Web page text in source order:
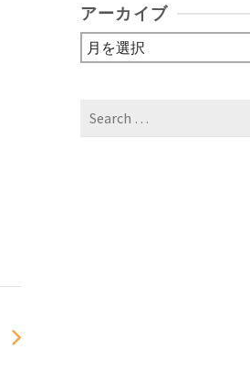
アーカイブ
ア
ー
Search